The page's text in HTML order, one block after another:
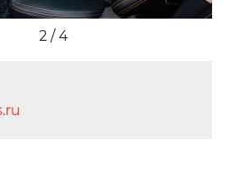
2 / 4